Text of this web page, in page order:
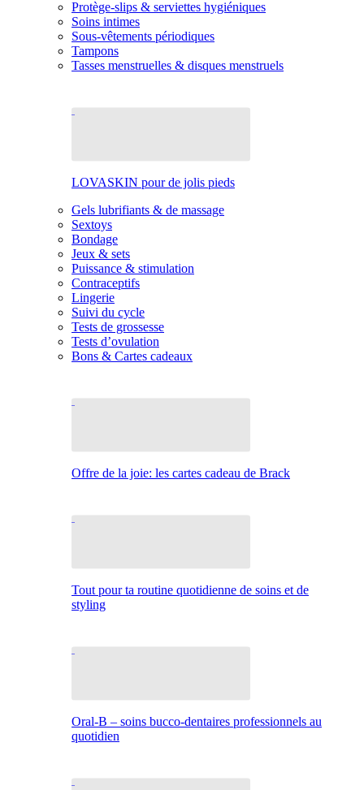
Protège-slips & serviettes hygiéniques
Soins intimes
Sous-vêtements périodiques
Tampons
Tasses menstruelles & disques menstruels
LOVASKIN pour de jolis pieds
Gels lubrifiants & de massage
Sextoys
Bondage
Jeux & sets
Puissance & stimulation
Contraceptifs
Lingerie
Suivi du cycle
Tests de grossesse
Tests d’ovulation
Bons & Cartes cadeaux
Offre de la joie: les cartes cadeau de Brack
Tout pour ta routine quotidienne de soins et de
styling
Oral-B – soins bucco-dentaires professionnels au
quotidien